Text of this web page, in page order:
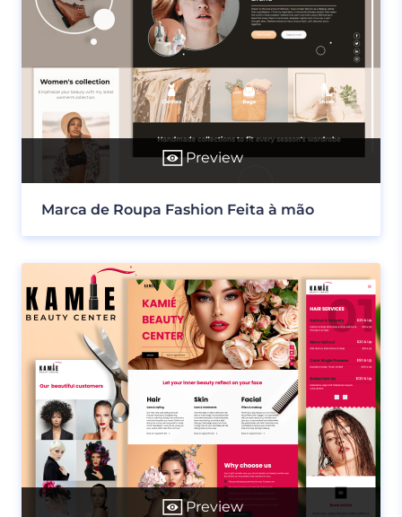
Preview
Marca de Roupa Fashion Feita à mão
Preview